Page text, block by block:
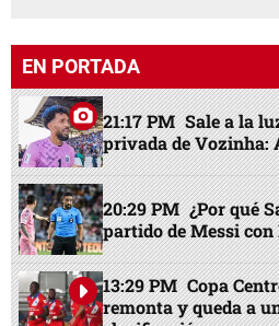
EN PORTADA
21:17 PM Sale a la
privada de Vozinha:
20:29 PM ¿Por qué
partido de Messi
13:29 PM Copa
remonta y queda a